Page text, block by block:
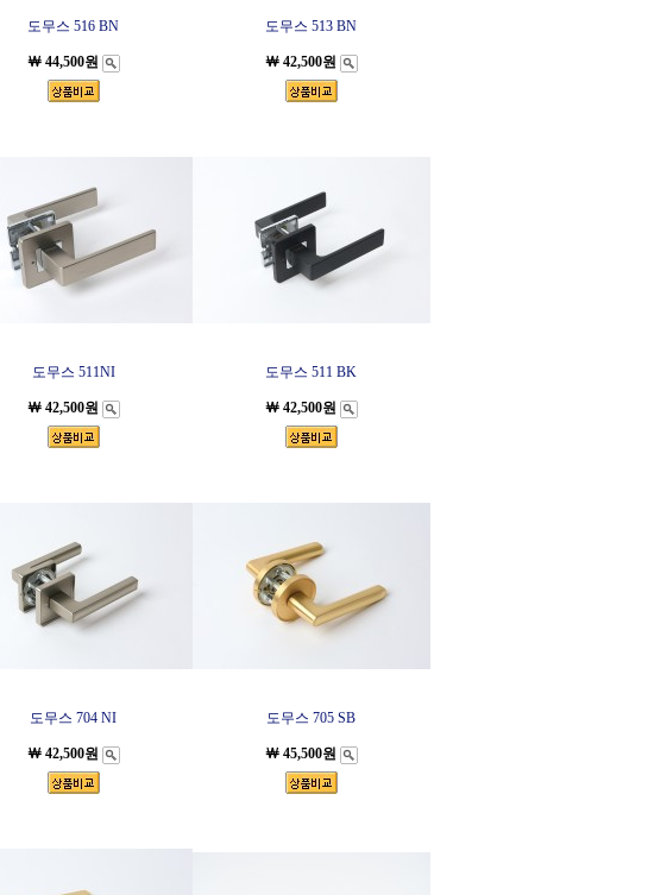
도무스 516 BN
￦ 44,500원
도무스 513 BN
￦ 42,500원
도무스 511NI
￦ 42,500원
도무스 511 BK
￦ 42,500원
도무스 704 NI
￦ 42,500원
도무스 705 SB
￦ 45,500원